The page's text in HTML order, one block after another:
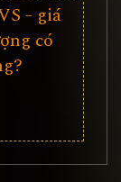
- giá
có